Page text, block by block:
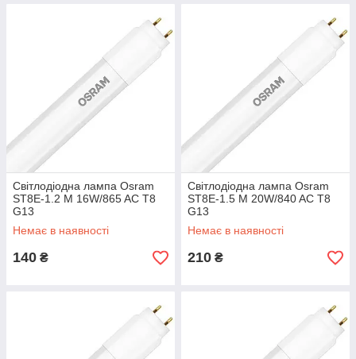
Світлодіодна лампа Osram
ST8E-1.2 M 16W/865 AC T8
G13
Немає в наявності
140 ₴
Світлодіодна лампа Osram
ST8E-1.5 M 20W/840 AC T8
G13
Немає в наявності
210 ₴